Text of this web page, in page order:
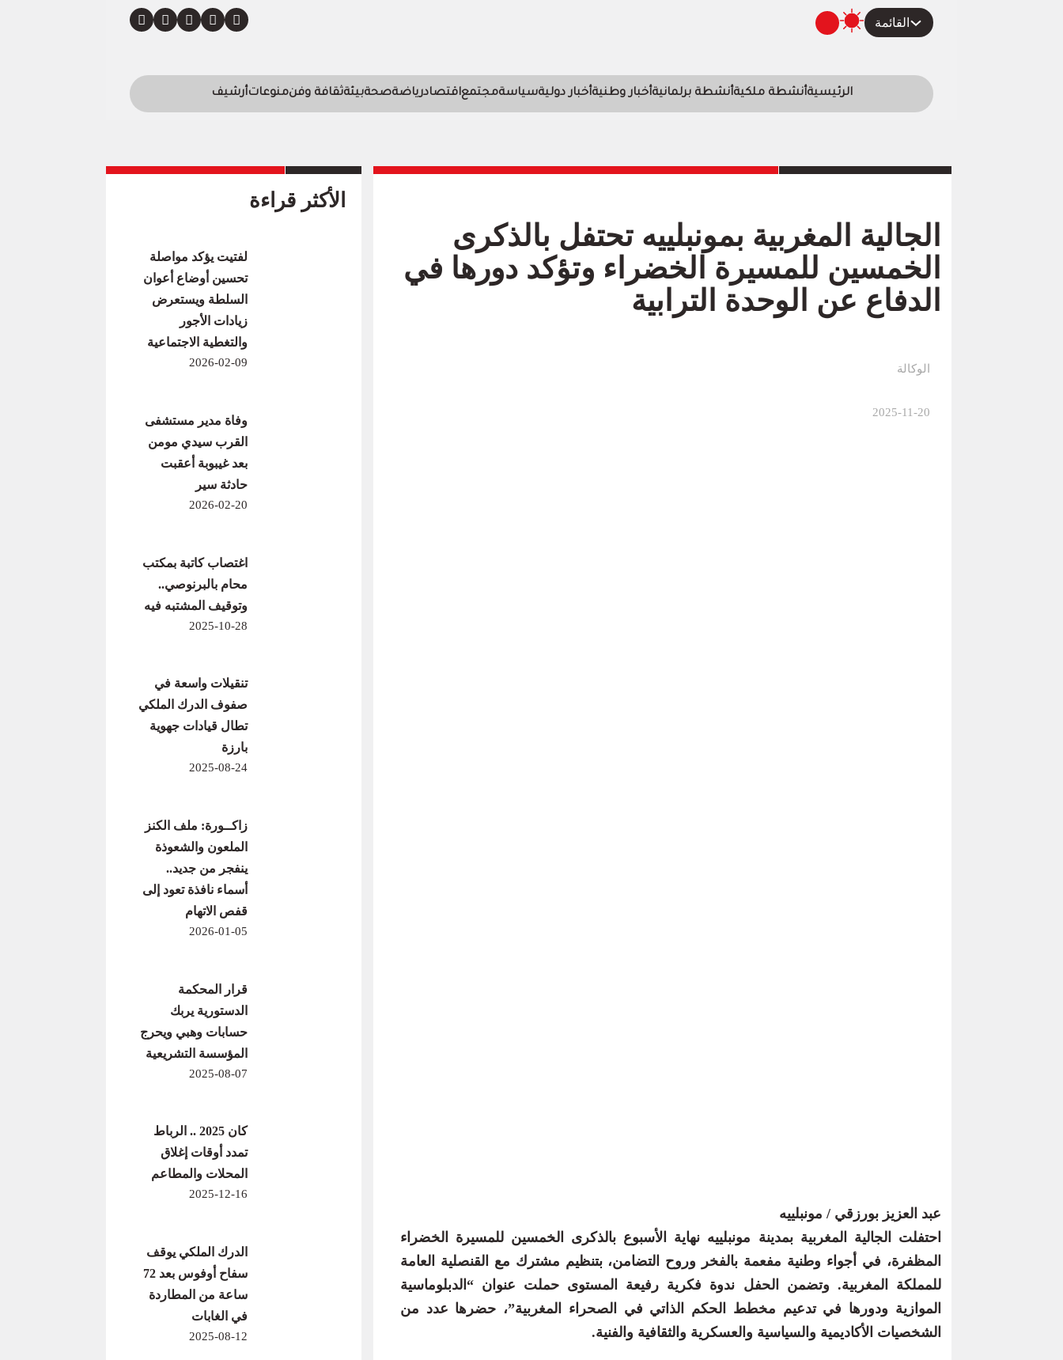
القائمة
الرئيسيةأنشطة ملكيةأنشطة برلمانيةأخبار وطنيةأخبار دوليةسياسةمجتمعاقتصادرياضةصحةبيئةثقافة وفنمنوعاتأرشيف
الأكثر قراءة
لفتيت يؤكد مواصلة
تحسين أوضاع أعوان
السلطة ويستعرض
زيادات الأجور
والتغطية الاجتماعية
2026-02-09
وفاة مدير مستشفى
القرب سيدي مومن
بعد غيبوبة أعقبت
حادثة سير
2026-02-20
اغتصاب كاتبة بمكتب
محام بالبرنوصي..
وتوقيف المشتبه فيه
2025-10-28
تنقيلات واسعة في
صفوف الدرك الملكي
تطال قيادات جهوية
بارزة
2025-08-24
زاكــورة: ملف الكنز
الملعون والشعوذة
ينفجر من جديد..
أسماء نافذة تعود إلى
قفص الاتهام
2026-01-05
قرار المحكمة
الدستورية يربك
حسابات وهبي ويحرج
المؤسسة التشريعية
2025-08-07
كان 2025 .. الرباط
تمدد أوقات إغلاق
المحلات والمطاعم
2025-12-16
الدرك الملكي يوقف
سفاح أوفوس بعد 72
ساعة من المطاردة
في الغابات
2025-08-12
الجالية المغربية بمونبلييه تحتفل بالذكرى
الخمسين للمسيرة الخضراء وتؤكد دورها في
الدفاع عن الوحدة الترابية
الوكالة
2025-11-20
عبد العزيز بورزقي / مونبلييه
احتفلت الجالية المغربية بمدينة مونبلييه نهاية الأسبوع بالذكرى الخمسين للمسيرة الخضراء
المظفرة، في أجواء وطنية مفعمة بالفخر وروح التضامن، بتنظيم مشترك مع القنصلية العامة
للمملكة المغربية. وتضمن الحفل ندوة فكرية رفيعة المستوى حملت عنوان “الدبلوماسية
الموازية ودورها في تدعيم مخطط الحكم الذاتي في الصحراء المغربية”، حضرها عدد من
الشخصيات الأكاديمية والسياسية والعسكرية والثقافية والفنية.